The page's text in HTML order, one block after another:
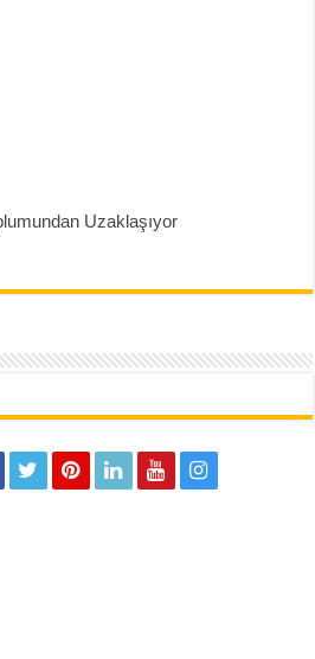
Uzaklaşıyor